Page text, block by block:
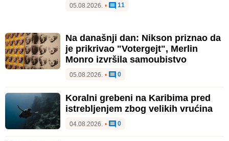
05.08.2026. • 11
Na današnji dan: Nikson priznao da
je prikrivao "Votergejt", Merlin
Monro izvršila samoubistvo
05.08.2026. • 0
Koralni grebeni na Karibima pred
istrebljenjem zbog velikih vrućina
04.08.2026. • 0